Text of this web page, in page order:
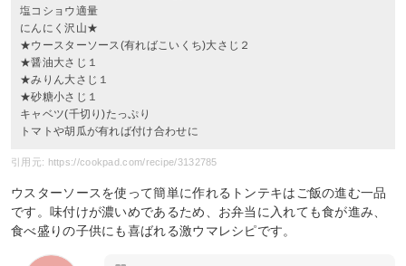
塩コショウ適量
にんにく沢山★
★ウースターソース(有ればこいくち)大さじ２
★醤油大さじ１
★みりん大さじ１
★砂糖小さじ１
キャベツ(千切り)たっぷり
トマトや胡瓜が有れば付け合わせに
引用元: https://cookpad.com/recipe/3132785
ウスターソースを使って簡単に作れるトンテキはご飯の進む一品
です。味付けが濃いめであるため、お弁当に入れても食が進み、
食べ盛りの子供にも喜ばれる激ウマレシピです。